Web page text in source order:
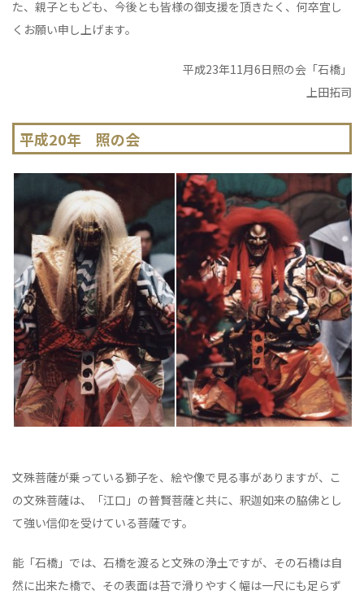
た、親子ともども、今後とも皆様の御支援を頂きたく、何卒宜し
くお願い申し上げます。
平成23年11月6日照の会「石橋」
上田拓司
平成20年 照の会
文殊菩薩が乗っている獅子を、絵や像で見る事がありますが、こ
の文殊菩薩は、「江口」の普賢菩薩と共に、釈迦如来の脇佛とし
て強い信仰を受けている菩薩です。
能「石橋」では、石橋を渡ると文殊の浄土ですが、その石橋は自
然に出来た橋で、その表面は苔で滑りやすく幅は一尺にも足らず